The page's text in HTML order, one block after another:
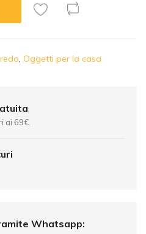
, Oggetti per la casa
ai 69€.
Whatsapp: